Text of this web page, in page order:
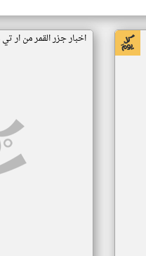
اخبار جزر القمر من ار